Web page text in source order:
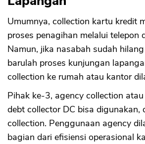
Umumnya, collection kartu kredit
proses penagihan melalui telepon
Namun, jika nasabah sudah
barulah proses kunjungan
collection ke rumah atau kantor
Pihak ke-3, agency collection
debt collector DC bisa digunakan,
collection. Penggunaan agency
bagian dari efisiensi operasional